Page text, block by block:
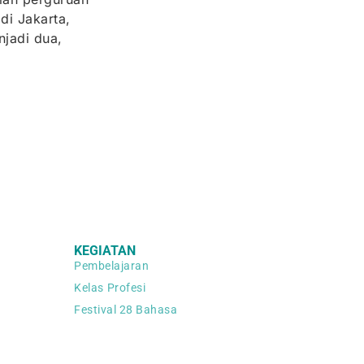
Jakarta,
dua,
KEGIATAN
Pembelajaran
Kelas Profesi
Festival 28 Bahasa